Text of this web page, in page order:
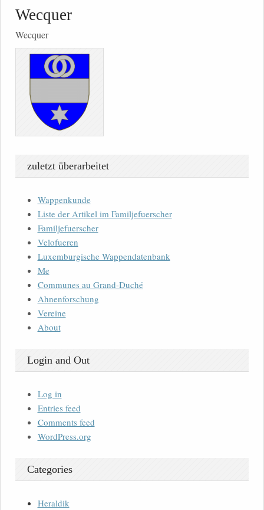
Wecquer
Wecquer
zuletzt überarbeitet
Wappenkunde
Liste der Artikel im Familjefuerscher
Familjefuerscher
Velofueren
Luxemburgische Wappendatenbank
Me
Communes au Grand-Duché
Ahnenforschung
Vereine
About
Login and Out
Log in
Entries feed
Comments feed
WordPress.org
Categories
Heraldik